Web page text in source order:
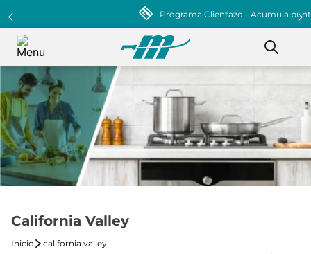
Programa Clientazo - Acumula puntos ¡Afiliate!
California Valley
california valley